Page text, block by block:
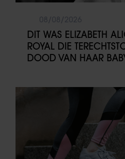
DIT WAS ELIZABETH
ROYAL DIE
DOOD VAN HAAR